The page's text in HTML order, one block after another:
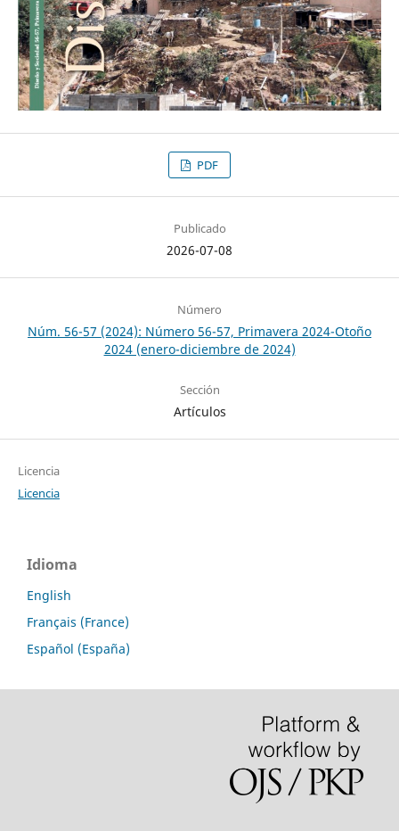
PDF
Publicado
2026-07-08
Número
Núm. 56-57 (2024): Número 56-57, Primavera 2024-Otoño
2024 (enero-diciembre de 2024)
Sección
Artículos
Licencia
Licencia
Idioma
English
Français (France)
Español (España)